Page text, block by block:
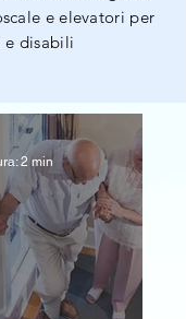
e elevatori per
e disabili
2 min